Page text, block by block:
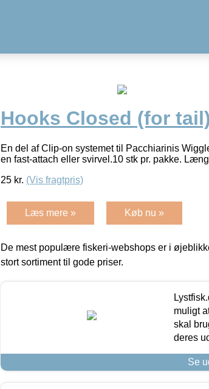
Hooks Closed (for tail)
En del af Clip-on systemet til Pacchiarinis
en fast-attach eller svirvel.10 stk pr. pakke.
25 kr. (Vis fragtpris)
Læs mere » Køb nu »
De mest populære fiskeri-webshops er i
stort sortiment til gode priser.
muligt
skal
deres
Se